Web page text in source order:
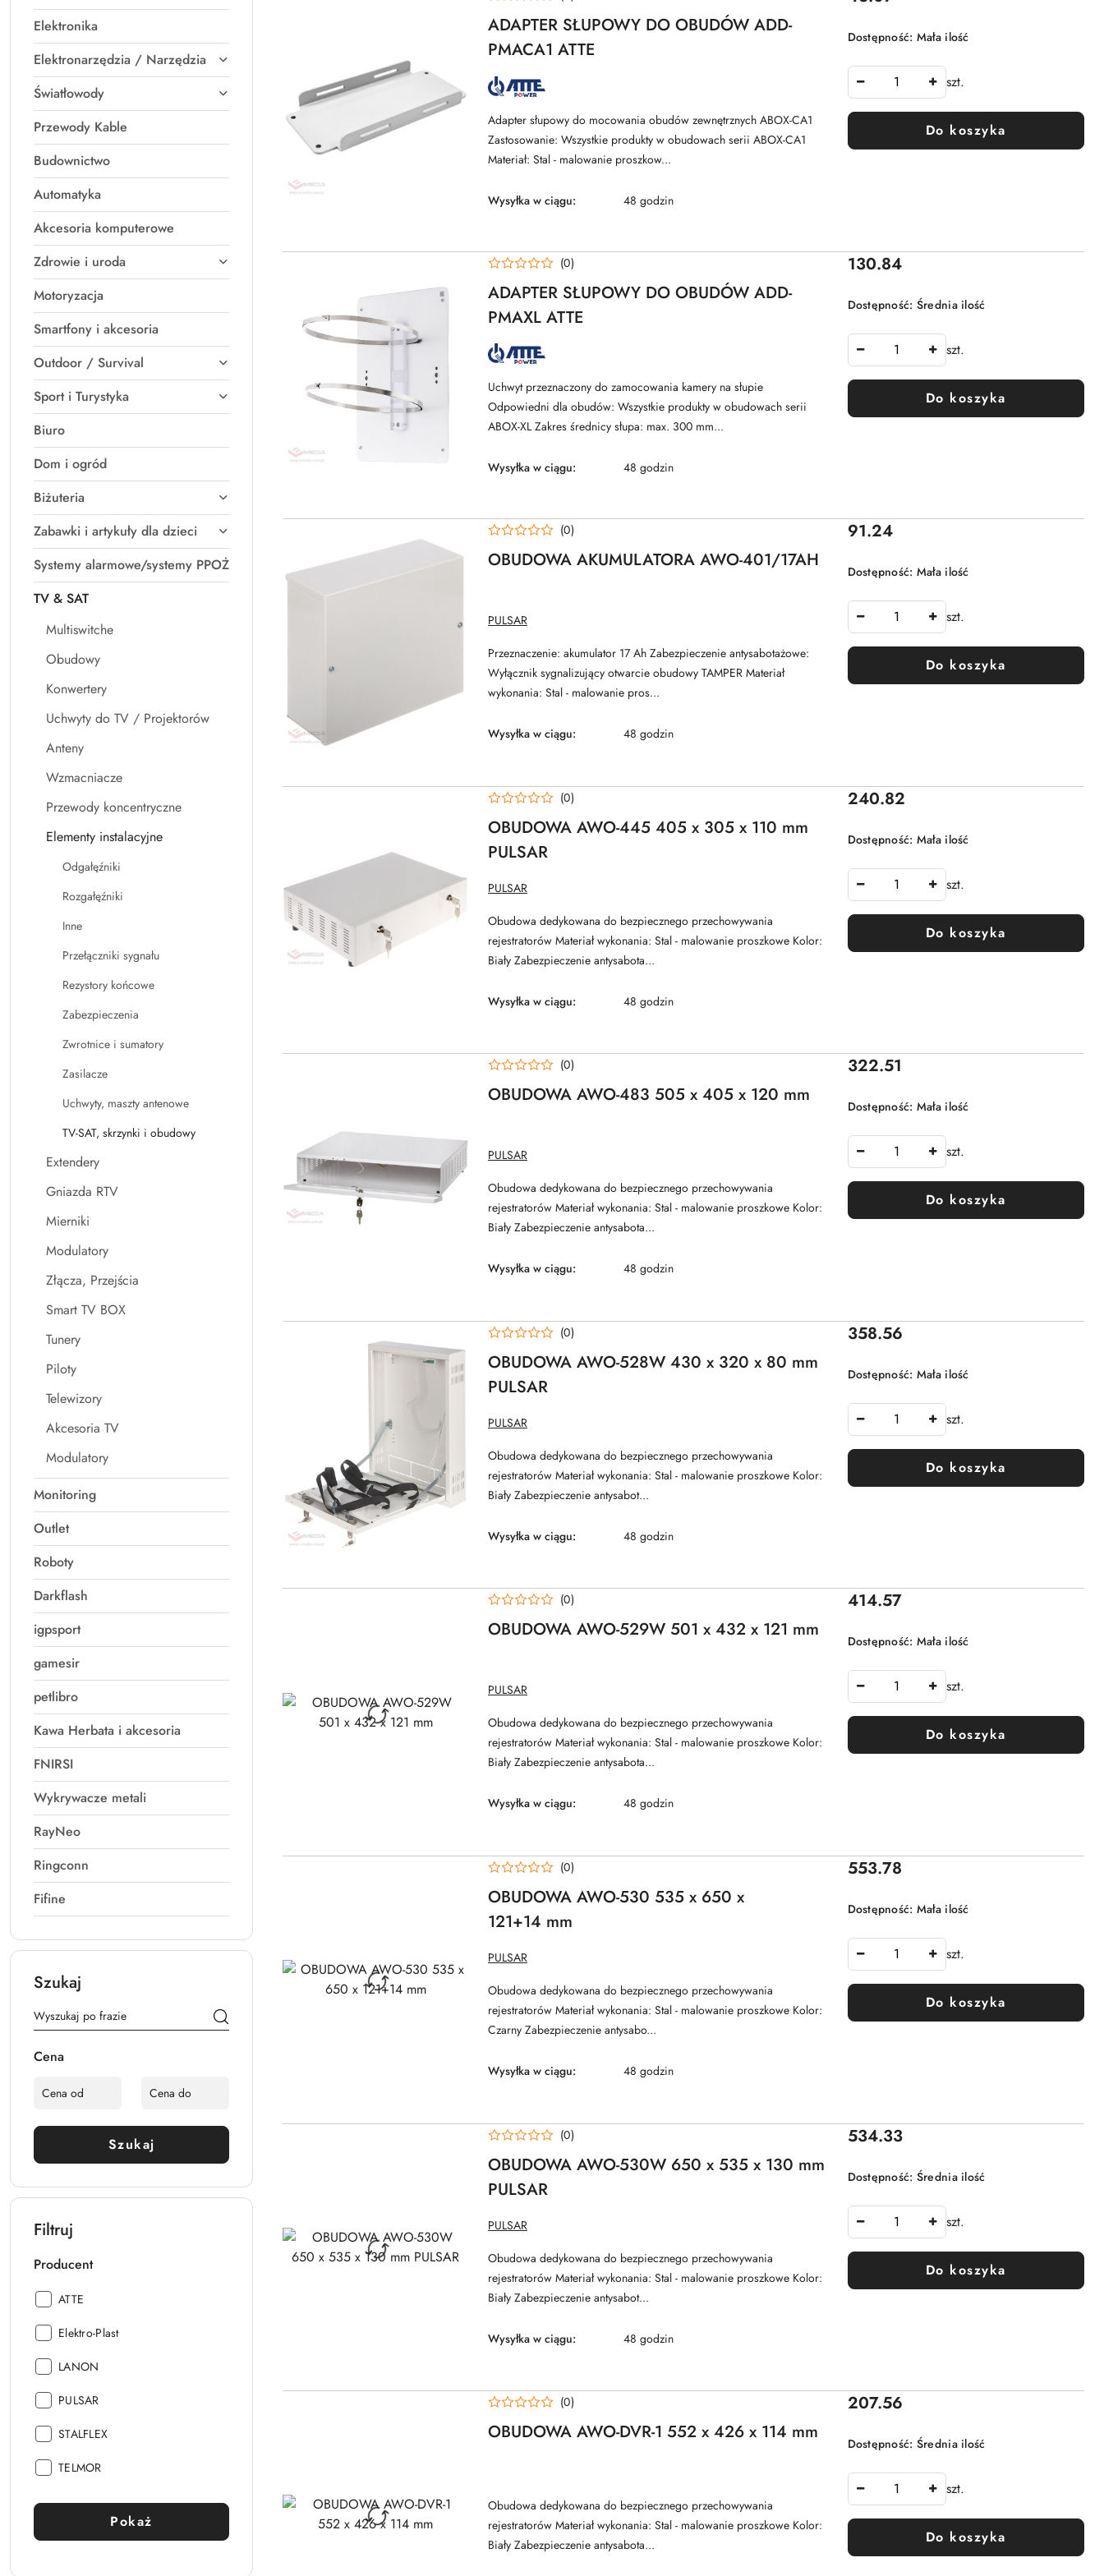
Elektronika
Elektronarzędzia / Narzędzia
Światłowody
Przewody Kable
Budownictwo
Automatyka
Akcesoria komputerowe
Zdrowie i uroda
Motoryzacja
Smartfony i akcesoria
Outdoor / Survival
Sport i Turystyka
Biuro
Dom i ogród
Biżuteria
Zabawki i artykuły dla dzieci
Systemy alarmowe/systemy PPOŻ
TV & SAT
Multiswitche
Obudowy
Konwertery
Uchwyty do TV / Projektorów
Anteny
Wzmacniacze
Przewody koncentryczne
Elementy instalacyjne
Odgałęźniki
Rozgałęźniki
Inne
Przełączniki sygnału
Rezystory końcowe
Zabezpieczenia
Zwrotnice i sumatory
Zasilacze
Uchwyty, maszty antenowe
TV-SAT, skrzynki i obudowy
Extendery
Gniazda RTV
Mierniki
Modulatory
Złącza, Przejścia
Smart TV BOX
Tunery
Piloty
Telewizory
Akcesoria TV
Modulatory
Monitoring
Outlet
Roboty
Darkflash
igpsport
gamesir
petlibro
Kawa Herbata i akcesoria
FNIRSI
Wykrywacze metali
RayNeo
Ringconn
Fifine
Szukaj
Cena
Szukaj
Filtruj
Producent
Producent:
ATTE
Producent:
Elektro-Plast
Producent:
LANON
Producent:
PULSAR
Producent:
STALFLEX
Producent:
TELMOR
Pokaż
ADAPTER SŁUPOWY DO OBUDÓW ADD-
PMACA1 ATTE
NAZWA
PRODUCENTA:
Adapter słupowy do mocowania obudów zewnętrznych ABOX-CA1
Zastosowanie: Wszystkie produkty w obudowach serii ABOX-CA1
Materiał: Stal - malowanie proszkow...
Wysyłka w ciągu: 48 godzin
Dostępność: Mała ilość
szt.
Do koszyka
ADAPTER SŁUPOWY DO OBUDÓW ADD-
PMAXL ATTE
(0)
NAZWA
PRODUCENTA:
Uchwyt przeznaczony do zamocowania kamery na słupie
Odpowiedni dla obudów: Wszystkie produkty w obudowach serii
ABOX-XL Zakres średnicy słupa: max. 300 mm...
Wysyłka w ciągu: 48 godzin
Cena:
130.84
Dostępność: Średnia ilość
szt.
Do koszyka
OBUDOWA AKUMULATORA AWO-401/17AH
(0)
NAZWA
PRODUCENTA:
PULSAR
Przeznaczenie: akumulator 17 Ah Zabezpieczenie antysabotażowe:
Wyłącznik sygnalizujący otwarcie obudowy TAMPER Materiał
wykonania: Stal - malowanie pros...
Wysyłka w ciągu: 48 godzin
Cena:
91.24
Dostępność: Mała ilość
szt.
Do koszyka
OBUDOWA AWO-445 405 x 305 x 110 mm
PULSAR
(0)
NAZWA
PRODUCENTA:
PULSAR
Obudowa dedykowana do bezpiecznego przechowywania
rejestratorów Materiał wykonania: Stal - malowanie proszkowe Kolor:
Biały Zabezpieczenie antysabota...
Wysyłka w ciągu: 48 godzin
Cena:
240.82
Dostępność: Mała ilość
szt.
Do koszyka
OBUDOWA AWO-483 505 x 405 x 120 mm
(0)
NAZWA
PRODUCENTA:
PULSAR
Obudowa dedykowana do bezpiecznego przechowywania
rejestratorów Materiał wykonania: Stal - malowanie proszkowe Kolor:
Biały Zabezpieczenie antysabota...
Wysyłka w ciągu: 48 godzin
Cena:
322.51
Dostępność: Mała ilość
szt.
Do koszyka
OBUDOWA AWO-528W 430 x 320 x 80 mm
PULSAR
(0)
NAZWA
PRODUCENTA:
PULSAR
Obudowa dedykowana do bezpiecznego przechowywania
rejestratorów Materiał wykonania: Stal - malowanie proszkowe Kolor:
Biały Zabezpieczenie antysabot...
Wysyłka w ciągu: 48 godzin
Cena:
358.56
Dostępność: Mała ilość
szt.
Do koszyka
OBUDOWA AWO-529W 501 x 432 x 121 mm
(0)
NAZWA
PRODUCENTA:
PULSAR
Obudowa dedykowana do bezpiecznego przechowywania
rejestratorów Materiał wykonania: Stal - malowanie proszkowe Kolor:
Biały Zabezpieczenie antysabota...
Wysyłka w ciągu: 48 godzin
Cena:
414.57
Dostępność: Mała ilość
szt.
Do koszyka
OBUDOWA AWO-530 535 x 650 x
121+14 mm
(0)
NAZWA
PRODUCENTA:
PULSAR
Obudowa dedykowana do bezpiecznego przechowywania
rejestratorów Materiał wykonania: Stal - malowanie proszkowe Kolor:
Czarny Zabezpieczenie antysabo...
Wysyłka w ciągu: 48 godzin
Cena:
553.78
Dostępność: Mała ilość
szt.
Do koszyka
OBUDOWA AWO-530W 650 x 535 x 130 mm
PULSAR
(0)
NAZWA
PRODUCENTA:
PULSAR
Obudowa dedykowana do bezpiecznego przechowywania
rejestratorów Materiał wykonania: Stal - malowanie proszkowe Kolor:
Biały Zabezpieczenie antysabot...
Wysyłka w ciągu: 48 godzin
Cena:
534.33
Dostępność: Średnia ilość
szt.
Do koszyka
OBUDOWA AWO-DVR-1 552 x 426 x 114 mm
(0)
Obudowa dedykowana do bezpiecznego przechowywania
rejestratorów Materiał wykonania: Stal - malowanie proszkowe Kolor:
Biały Zabezpieczenie antysabota...
Cena:
207.56
Dostępność: Średnia ilość
szt.
Do koszyka